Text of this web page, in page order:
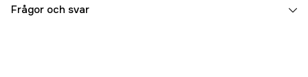
Djurtyp Katt
Frågor och svar